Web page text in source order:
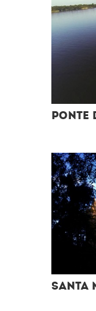
PONTE
SANTA